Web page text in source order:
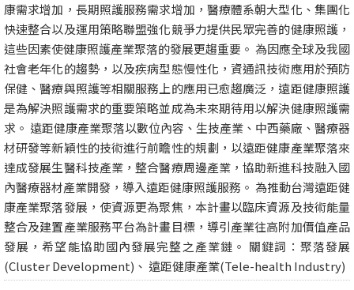
康需求增加，長期照護服務需求增加，醫療體系朝大型化、集團化
快速整合以及運用策略聯盟強化競爭力提供民眾完善的健康照護，
這些因素使健康照護產業聚落的發展更趨重要。 為因應全球及我國
社會老年化的趨勢，以及疾病型態慢性化，資通訊技術應用於預防
保健、醫療與照護等相關服務上的應用已愈趨廣泛，遠距健康照護
是為解決照護需求的重要策略並成為未來期待用以解決健康照護需
求。 遠距健康產業聚落以數位內容、生技產業、中西藥廠、醫療器
材研發等新穎性的技術進行前瞻性的規劃，以遠距健康產業聚落來
達成發展生醫科技產業，整合醫療周邊產業，協助新進科技融入國
內醫療器材產業開發，導入遠距健康照護服務。 為推動台灣遠距健
康產業聚落發展，使資源更為聚焦，本計畫以臨床資源及技術能量
整合及建置產業服務平台為計畫目標，導引產業往高附加價值產品
發展，希望能協助國內發展完整之產業鏈。 關鍵詞：聚落發展
(Cluster Development)、 遠距健康產業(Tele-health Industry)